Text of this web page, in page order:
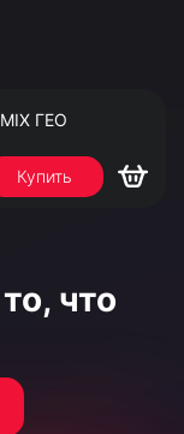
ГЕО
Купить
что